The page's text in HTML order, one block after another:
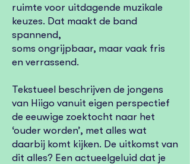
ruimte voor uitdagende muzikale
keuzes. Dat maakt de band
spannend,
soms ongrijpbaar, maar vaak fris
en verrassend.
Tekstueel beschrijven de jongens
van Hiigo vanuit eigen perspectief
de eeuwige zoektocht naar het
‘ouder worden’, met alles wat
daarbij komt kijken. De uitkomst van
dit alles? Een actueelgeluid dat je